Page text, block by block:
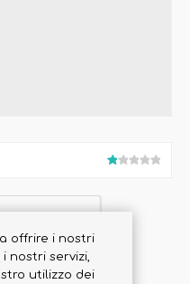
offrire i nostri
nostri servizi,
utilizzo dei